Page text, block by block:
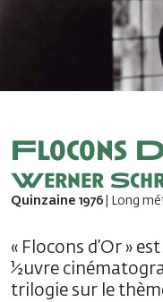
Flocons
Werner
Quinzaine 1976 | Long
« Flocons d’Or »
½uvre
trilogie sur le